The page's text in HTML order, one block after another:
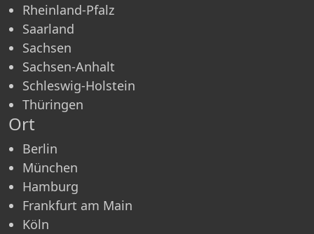
Rheinland-Pfalz
Saarland
Sachsen
Sachsen-Anhalt
Schleswig-Holstein
Thüringen
Ort
Berlin
München
Hamburg
Frankfurt am Main
Köln